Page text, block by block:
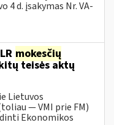
4 d. įsakymas Nr. VA-
mokesčių
teisės aktų
Lietuvos
— VMI prie FM)
Ekonomikos